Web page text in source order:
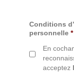
Conditions
personnelle *
En
acceptez